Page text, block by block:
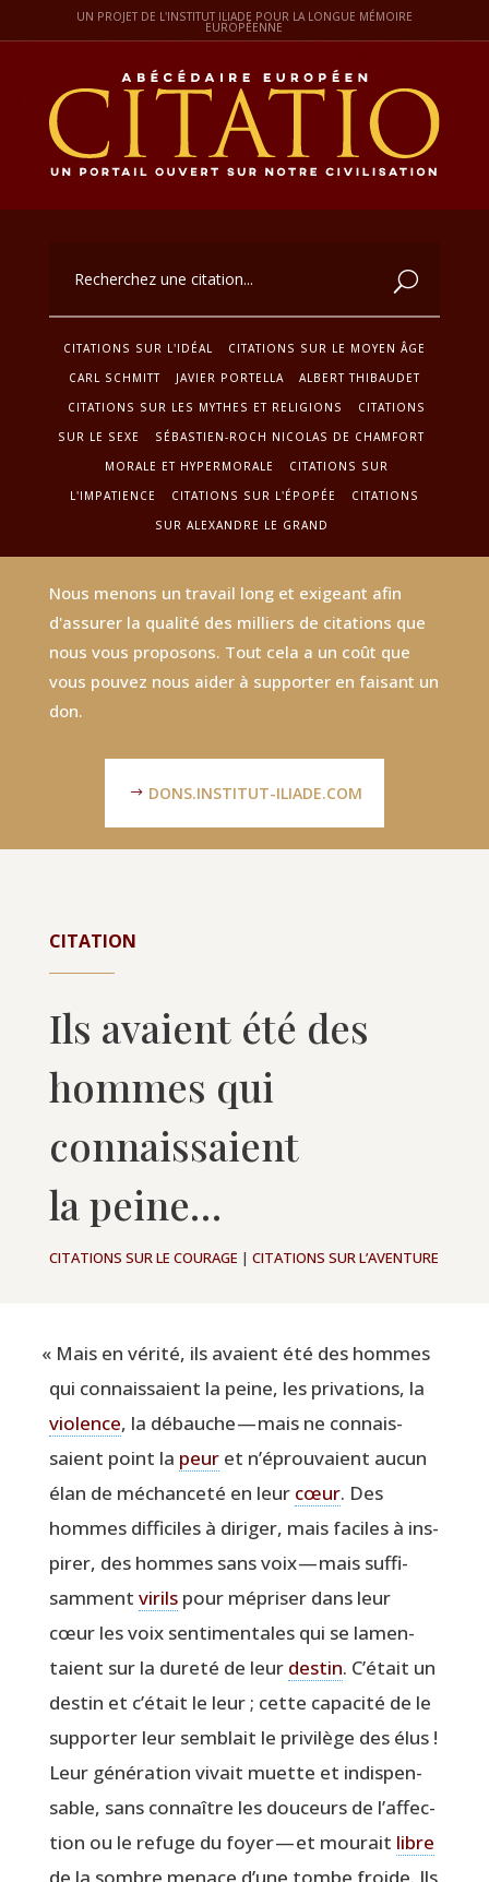
UN PROJET DE L'INSTITUT ILIADE POUR LA LONGUE MÉMOIRE
EUROPÉENNE
CITATIONS SUR L'IDÉAL
CITATIONS SUR LE MOYEN ÂGE
CARL SCHMITT
JAVIER PORTELLA
ALBERT THIBAUDET
CITATIONS SUR LES MYTHES ET RELIGIONS
CITATIONS
SUR LE SEXE
SÉBASTIEN-ROCH NICOLAS DE CHAMFORT
MORALE ET HYPERMORALE
CITATIONS SUR
L'IMPATIENCE
CITATIONS SUR L'ÉPOPÉE
CITATIONS
SUR ALEXANDRE LE GRAND
Nous menons un travail long et exigeant afin
d'assurer la qualité des milliers de citations que
nous vous proposons. Tout cela a un coût que
vous pouvez nous aider à supporter en faisant un
don.
DONS.INSTITUT-ILIADE.COM
CITATION
Ils avaient été des
hommes qui
connaissaient
la peine…
CITATIONS SUR LE COURAGE | CITATIONS SUR L’AVENTURE
« Mais en véri­té, ils avaient été des hommes
qui connais­saient la peine, les pri­va­tions, la
vio­lence, la débauche — mais ne connais­
saient point la peuret n’é­prou­vaient aucun
élan de méchan­ce­té en leur cœur. Des
hommes dif­fi­ciles à diri­ger, mais faciles à ins­
pi­rer, des hommes sans voix — mais suf­fi­
sam­ment virilspour mépri­ser dans leur
cœur les voix sen­ti­men­tales qui se lamen­
taient sur la dure­té de leur des­tin. C’é­tait un
des­tin et c’é­tait le leur ; cette capa­ci­té de le
sup­por­ter leur sem­blait le pri­vi­lège des élus !
Leur géné­ra­tion vivait muette et indis­pen­
sable, sans connaître les dou­ceurs de l’af­fec­
tion ou le refuge du foyer — et mou­rait libre
de la sombre menace d’une tombe froide. Ils